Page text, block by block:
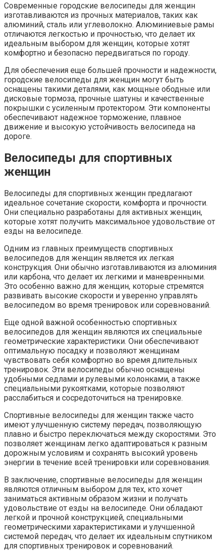
Современные городские велосипеды для женщин
изготавливаются из прочных материалов, таких как
алюминий, сталь или углеволокно. Алюминиевые рамы
отличаются легкостью и прочностью, что делает их
идеальным выбором для женщин, которые хотят
комфортно и безопасно передвигаться по городу.
Для обеспечения еще большей прочности и надежности,
городские велосипеды для женщин могут быть
оснащены такими деталями, как мощные ободные или
дисковые тормоза, прочные шатуны и качественные
покрышки с усиленным протектором. Эти компоненты
обеспечивают надежное торможение, плавное
движение и высокую устойчивость велосипеда на
дороге.
Велосипеды для спортивных
женщин
Велосипеды для спортивных женщин предлагают
идеальное сочетание скорости, комфорта и прочности.
Они специально разработаны для активных женщин,
которые хотят получить максимальное удовольствие от
езды на велосипеде.
Одним из главных преимуществ спортивных
велосипедов для женщин является их легкая
конструкция. Они обычно изготавливаются из алюминия
или карбона, что делает их легкими и маневренными.
Это особенно важно для женщин, которые стремятся
развивать высокие скорости и уверенно управлять
велосипедом во время тренировок или соревнований.
Еще одной важной особенностью спортивных
велосипедов для женщин являются их специальные
геометрические характеристики. Они обеспечивают
оптимальную посадку и позволяют женщинам
чувствовать себя комфортно во время длительных
тренировок. Эти велосипеды обычно оснащены
удобными седлами и рулевыми колонками, а также
специальными рукоятками, которые позволяют
расслабиться и сосредоточиться на тренировке.
Спортивные велосипеды для женщин также часто
имеют улучшенную систему передач, позволяющую
плавно и быстро переключаться между скоростями. Это
позволяет женщинам легко адаптироваться к разным
дорожным условиям и сохранять высокий уровень
энергии в течение всей тренировки или соревнования.
В заключение, спортивные велосипеды для женщин
являются отличным выбором для тех, кто хочет
заниматься активным образом жизни и получать
удовольствие от езды на велосипеде. Они обладают
легкой и прочной конструкцией, специальными
геометрическими характеристиками и улучшенной
системой передач, что делает их идеальным спутником
для спортивных тренировок и соревнований.